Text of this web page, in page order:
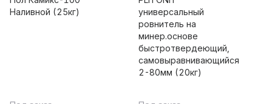
Наливной (25кг)
универсальный
ровнитель на
минер.основе
быстротвердеющий,
самовыравнивающийся
2-80мм (20кг)